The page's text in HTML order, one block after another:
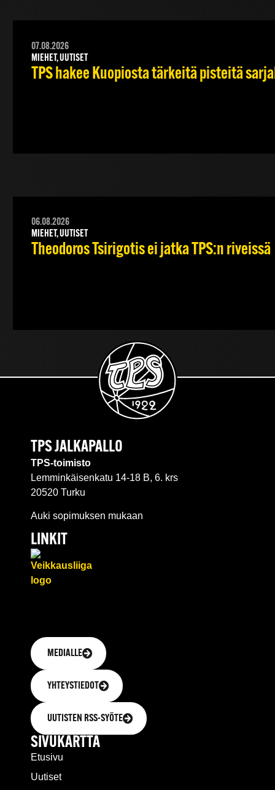
07.08.2026
MIEHET, UUTISET
TPS hakee Kuopiosta tärkeitä pisteitä
06.08.2026
MIEHET, UUTISET
Theodoros Tsirigotis ei jatka TPS:n riveissä
TPS JALKAPALLO
TPS-toimisto
Lemminkäisenkatu 14-18 B, 6. krs
20520 Turku
Auki sopimuksen mukaan
LINKIT
MEDIALLE
YHTEYSTIEDOT
UUTISTEN RSS-SYÖTE
SIVUKARTTA
Etusivu
Uutiset